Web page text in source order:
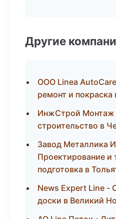
Другие
ООО Linea
ремонт и
ИнжСтрой Монтаж
строительство в
Завод Металлика
Проектирование и
подготовка в
News Expert Line -
доски в Великий